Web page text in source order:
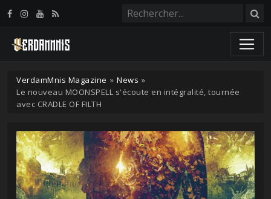
VerdamMnis Magazine » News »
Le nouveau MOONSPELL s'écoute en intégralité, tournée
avec CRADLE OF FILTH
Panneau de gestion des cookies